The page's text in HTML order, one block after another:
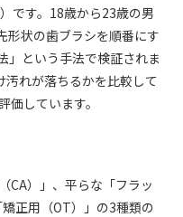
です。18歳から23歳の男
形状の歯ブラシを順番にす
」という手法で検証されま
れが落ちるかを比較して
価しています。
CA）」、平らな「フラッ
正用（OT）」の3種類の